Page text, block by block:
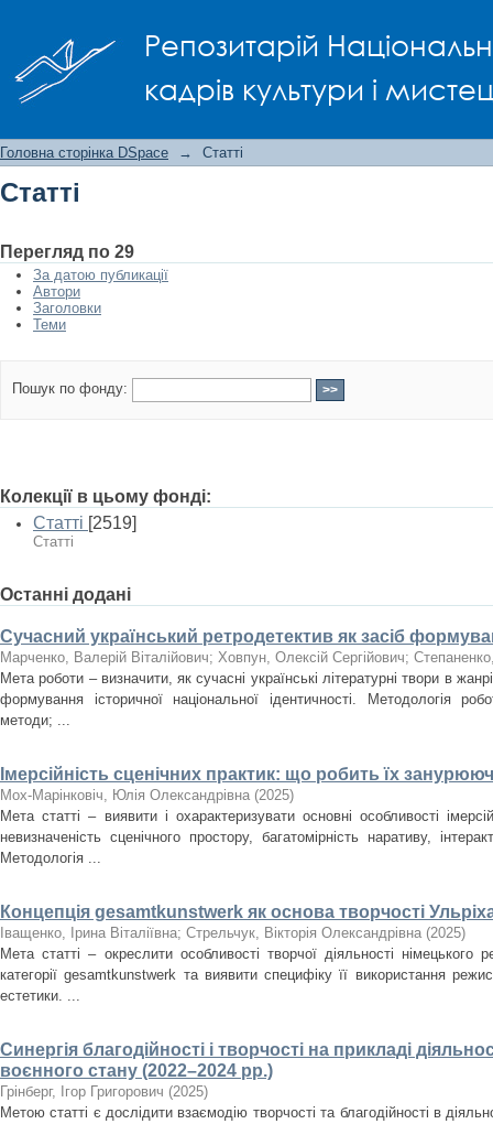
Репозитарій
кадрів культури і
Головна сторінка DSpace → Статті
Статті
Перегляд по 29
За датою публикації
Автори
Заголовки
Теми
Пошук по фонду:
Колекції в цьому фонді:
Статті [2519]
Статті
Останні додані
Сучасний український ретродетектив як засіб
Марченко, Валерій Віталійович; Ховпун, Олексій Сергійович;
Мета роботи – визначити, як сучасні українські літературні твори в
формування історичної національної ідентичності. Методологія
методи; ...
Імерсійність сценічних практик: що робить їх
Мох-Марінковіч, Юлія Олександрівна (2025)
Мета статті – виявити і охарактеризувати основні особливості
невизначеність сценічного простору, багатомірність наративу,
Методологія ...
Концепція gesamtkunstwerk як основа творчості
Іващенко, Ірина Віталіївна; Стрельчук, Вікторія Олександрівна (2025)
Мета статті – окреслити особливості творчої діяльності
категорії gesamtkunstwerk та виявити специфіку її використання
естетики. ...
Синергія благодійності і творчості на прикладі
воєнного стану (2022–2024 рр.)
Грінберг, Ігор Григорович (2025)
Метою статті є дослідити взаємодію творчості та благодійності в